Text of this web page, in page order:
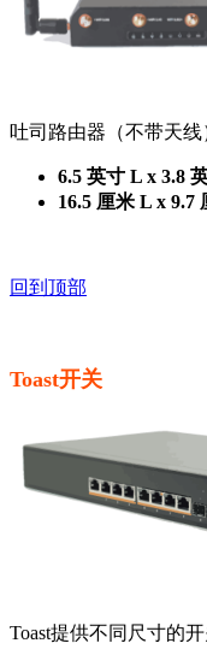
吐司路由器（不带天线
6.5 英寸 L x 3.8
16.5 厘米 L x 9.7
回到顶部
Toast开关
Toast提供不同尺寸的